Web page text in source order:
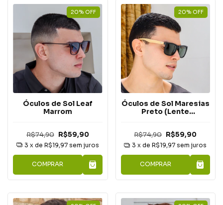
20% OFF
Óculos de Sol Leaf
Marrom
R$74,90 R$59,90
3 x de R$19,97 sem juros
COMPRAR
20% OFF
Óculos de Sol Maresias
Preto (Lente
R$74,90 R$59,90
3 x deR$19,97 sem juros
COMPRAR